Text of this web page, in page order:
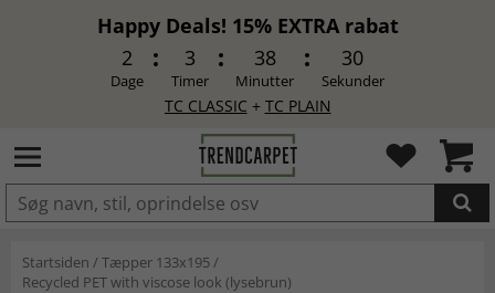
Happy Deals! 15% EXTRA rabat
2
Dage
3
Timer
38
Minutter
30
Sekunder
TC CLASSIC + TC PLAIN
LAGT I INDKØBSKURVEN.
Startsiden /Tæpper 133x195/
Recycled PET with viscose look (lysebrun)